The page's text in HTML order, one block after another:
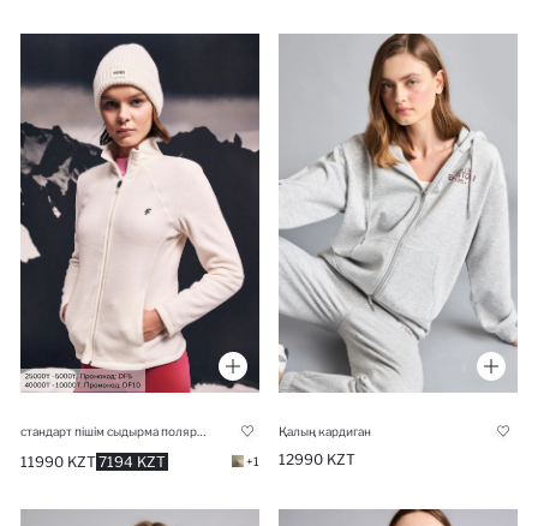
7194 KZT
11990 KZT +1
Қалың кардиган
12990 KZT